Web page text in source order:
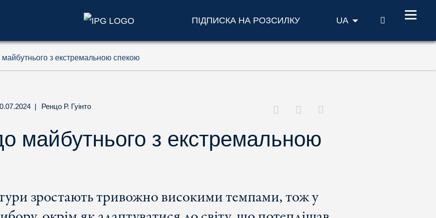
ПІДПИСКА НА РОЗСИЛКУ UA ПОШУК
майбутнього з екстремальною спекою
| Ренцо Р. Гуінто
майбутнього з екстремальною
зростають тривожно високими темпами, тож у